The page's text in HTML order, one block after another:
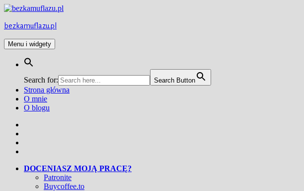
Przejdź
treści
bezkamuflazu.pl
Menu i widgety
Search for: Search Button
Strona główna
O mnie
O blogu
DOCENIASZ MOJĄ PRACĘ?
Patronite
Buycoffee.to